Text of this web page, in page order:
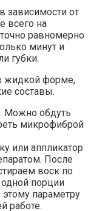
зависимости от
всего на
равномерно
минут и
губки.
жидкой форме,
составы.
Можно обдуть
микрофиброй
или аппликатор
После
воск по
одной порции
параметру
работе.